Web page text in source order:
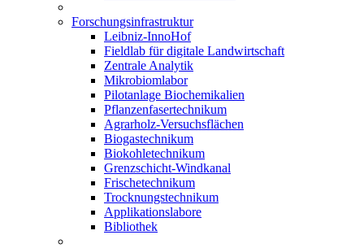
Forschungsinfrastruktur
Leibniz-InnoHof
Fieldlab für digitale Landwirtschaft
Zentrale Analytik
Mikrobiomlabor
Pilotanlage Biochemikalien
Pflanzenfasertechnikum
Agrarholz-Versuchsflächen
Biogastechnikum
Biokohletechnikum
Grenzschicht-Windkanal
Frischetechnikum
Trocknungstechnikum
Applikationslabore
Bibliothek